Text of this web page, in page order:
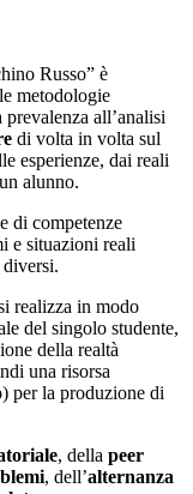
Russo” è
metodologie
all’analisi
di volta in volta sul
esperienze, dai reali
alunno.
di competenze
e situazioni reali
realizza in modo
del singolo studente,
della realtà
una risorsa
) per la produzione di
, della peer
, dell’alternanza